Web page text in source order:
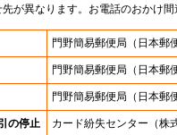
が異なります。お電話のおかけ間
門野簡易郵便局 （日本郵
門野簡易郵便局 （日本郵
門野簡易郵便局 （日本郵
の停止 カード紛失センター （株